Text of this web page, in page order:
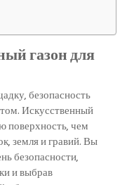
газон для
безопасность
Искусственный
поверхность, чем
земля и гравий. Вы
безопасности,
и выбрав